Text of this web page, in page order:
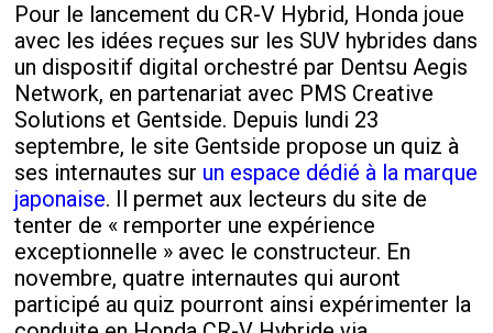
Pour le lancement du CR-V Hybrid, Honda joue
avec les idées reçues sur les SUV hybrides dans
un dispositif digital orchestré par Dentsu Aegis
Network, en partenariat avec PMS Creative
Solutions et Gentside. Depuis lundi 23
septembre, le site Gentside propose un quiz à
ses internautes sur un espace dédié à la marque
japonaise. Il permet aux lecteurs du site de
tenter de « remporter une expérience
exceptionnelle » avec le constructeur. En
novembre, quatre internautes qui auront
participé au quiz pourront ainsi expérimenter la